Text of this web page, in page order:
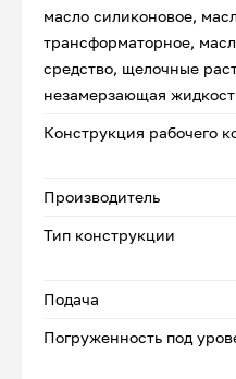
масло силиконовое,
трансформаторное,
средство, щелочные
незамерзающая
Конструкция рабочего
Производитель
Тип конструкции
Подача
Погруженность под